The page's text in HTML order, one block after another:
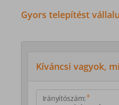
Gyors telepítést
Kíváncsi vagyok,
Irányítószám: